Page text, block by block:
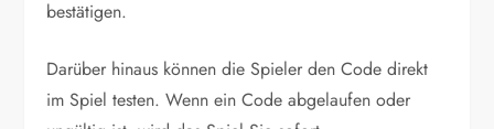
bestätigen.
Darüber hinaus können die Spieler den Code direkt
im Spiel testen. Wenn ein Code abgelaufen oder